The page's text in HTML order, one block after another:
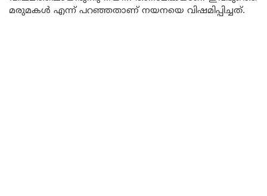
മരുമകൾ എന്ന് പറഞ്ഞതാണ് നയനയെ വിഷമിപ്പിച്ചത്.